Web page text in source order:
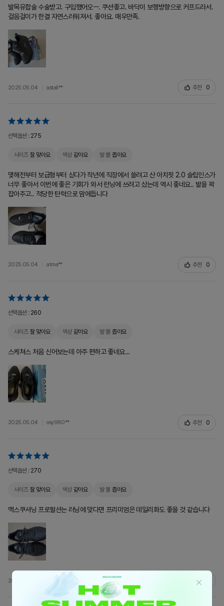
발목유합술 수술받고. 구입했어오ㅡ. 쿠션좋고. 바닥이 보행방향으로 커프드라서.
걸음걸이가 한결 자연스러워져서. 좋아요. 매우만족.
2025.05.04 astali** 추천 0
선택옵션 : 275
사이즈 잘 맞아요 색상 같아요 발 볼 좁아요
몇해전부터 보급형부터 싣다가 작년에 직장에서 쓸려고 산 아치핏 2.0 슬립인스가
너무 좋아서 이번에 좋은 기회가 와서 런닝에 쓰려고 샀는데 역시 좋네요.. 발을 꽉
잡아주고.. 적당한 탄력으로 맘에듭니다
2025.05.04 atma** 추천 0
선택옵션 : 260
사이즈 잘 맞아요 색상 같아요 발 볼 좁아요
스케쳐스 처음 신어보는데 아주 편하고 좋네요...
2025.05.04 osy980** 추천 0
선택옵션 : 270
사이즈 잘 맞아요 색상 같아요 발 볼 좁아요
맥스쿠셔닝 프로펄션는 러닝에 맞다면 프리미엄은 데일리화도 좋을 것 같습니다
2025.05.03 lsm73** 추천